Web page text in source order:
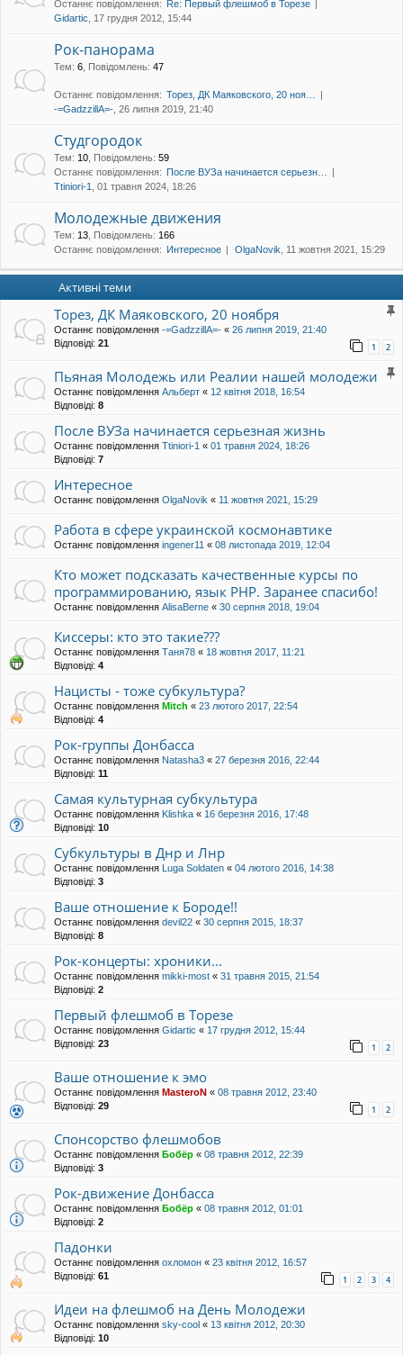
уп
Останнє повідомлення: Re: Первый флешмоб в Торезе
Gidartic , 17 грудня 2012, 15:44
Рок-панорама
Тем: 6 Повідомлень: 47
Останнє повідомлення: Торез, ДК Маяковского, 20 ноя…
-=GadzzillA=- , 26 липня 2019, 21:40
Студгородок
Тем: 10 Повідомлень: 59
Останнє повідомлення: После ВУЗа начинается серьезн…
Ttiniori-1
, 01 травня 2024, 18:26
Молодежные движения
Тем: 13 Повідомлень: 166
Останнє повідомлення: Интересное OlgaNovik , 11 жовтня 2021, 15:29
Активні теми
Торез, ДК Маяковского, 20 ноября
Останнє повідомлення -=GadzzillA=- « 26 липня 2019, 21:40
Відповіді: 21 1 2
Пьяная Молодежь или Реалии нашей молодежи
Останнє повідомлення Альберт « 12 квітня 2018, 16:54
Відповіді: 8
После ВУЗа начинается серьезная жизнь
Останнє повідомлення Ttiniori-1 « 01 травня 2024, 18:26
Відповіді: 7
Интересное
Останнє повідомлення OlgaNovik « 11 жовтня 2021, 15:29
Работа в сфере украинской космонавтике
Останнє повідомлення ingener11 « 08 листопада 2019, 12:04
Кто может подсказать качественные курсы по
программированию, язык PHP. Заранее спасибо!
Останнє повідомлення AlisaBerne « 30 серпня 2018, 19:04
Киссеры: кто это такие???
Останнє повідомлення Таня78 « 18 жовтня 2017, 11:21
Відповіді: 4
Нацисты - тоже субкультура?
Останнє повідомлення Mitch « 23 лютого 2017, 22:54
Відповіді: 4
Рок-группы Донбасса
Останнє повідомлення Natasha3 « 27 березня 2016, 22:44
Відповіді: 11
Самая культурная субкультура
Останнє повідомлення Klishka « 16 березня 2016, 17:48
Відповіді: 10
Субкультуры в Днр и Лнр
Останнє повідомлення Luga Soldaten « 04 лютого 2016, 14:38
Відповіді: 3
Ваше отношение к Бороде!!
Останнє повідомлення devil22 « 30 серпня 2015, 18:37
Відповіді: 8
Рок-концерты: хроники...
Останнє повідомлення mikki-most « 31 травня 2015, 21:54
Відповіді: 2
Первый флешмоб в Торезе
Останнє повідомлення Gidartic « 17 грудня 2012, 15:44
Відповіді: 23 1 2
Ваше отношение к эмо
Останнє повідомлення MasteroN « 08 травня 2012, 23:40
Відповіді: 29 1 2
Спонсорство флешмобов
Останнє повідомлення Бобёр « 08 травня 2012, 22:39
Відповіді: 3
Рок-движение Донбасса
Останнє повідомлення Бобёр « 08 травня 2012, 01:01
Відповіді: 2
Падонки
Останнє повідомлення охломон « 23 квітня 2012, 16:57
Відповіді: 61 1 2 3 4
Идеи на флешмоб на День Молодежи
Останнє повідомлення sky-cool « 13 квітня 2012, 20:30
Відповіді: 10